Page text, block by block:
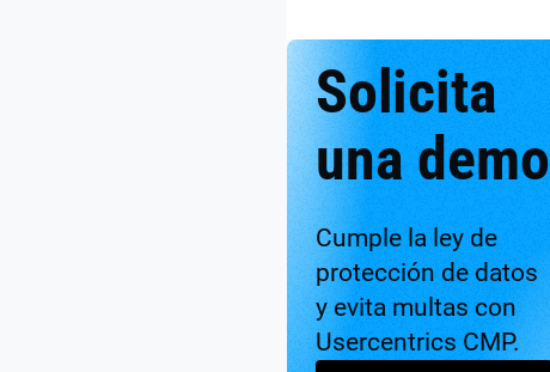
Solicita
una demo
Cumple la ley de
protección de datos
y evita multas con
Usercentrics CMP.